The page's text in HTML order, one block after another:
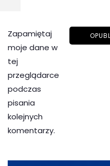
Zapamiętaj
moje dane w
tej
przeglądarce
podczas
pisania
kolejnych
komentarzy.